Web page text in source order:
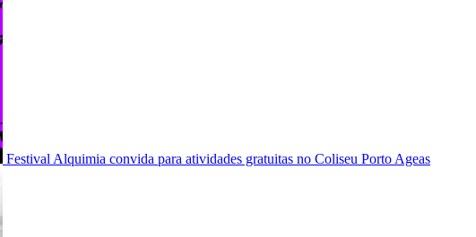
Festival Alquimia convida para atividades gratuitas no Coliseu Porto Ageas